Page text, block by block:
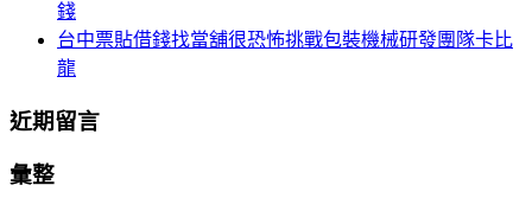
錢
台中票貼借錢找當舖很恐怖挑戰包裝機械研發團隊卡比
龍
近期留言
彙整